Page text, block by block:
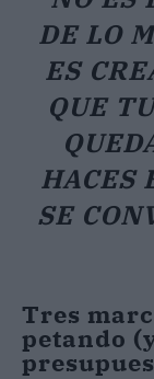
DE LO
ES
QUE
HACES
SE
Tres
petando